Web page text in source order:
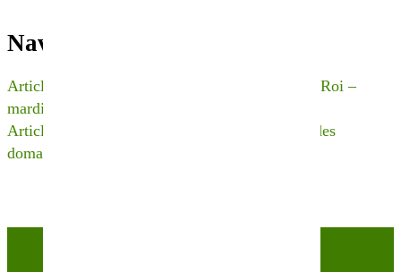
Navigation de l’article
Article Précédent
Carnet de bord du Potager du Roi –
mardi 24 mars 2020
Article Suivant
Nos engrais verts sur les terres des
domaines Gérard Bertrand